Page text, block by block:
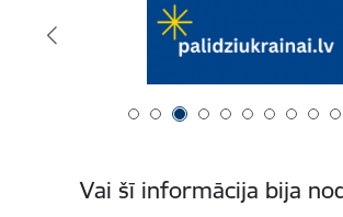
Vai šī informācija bija